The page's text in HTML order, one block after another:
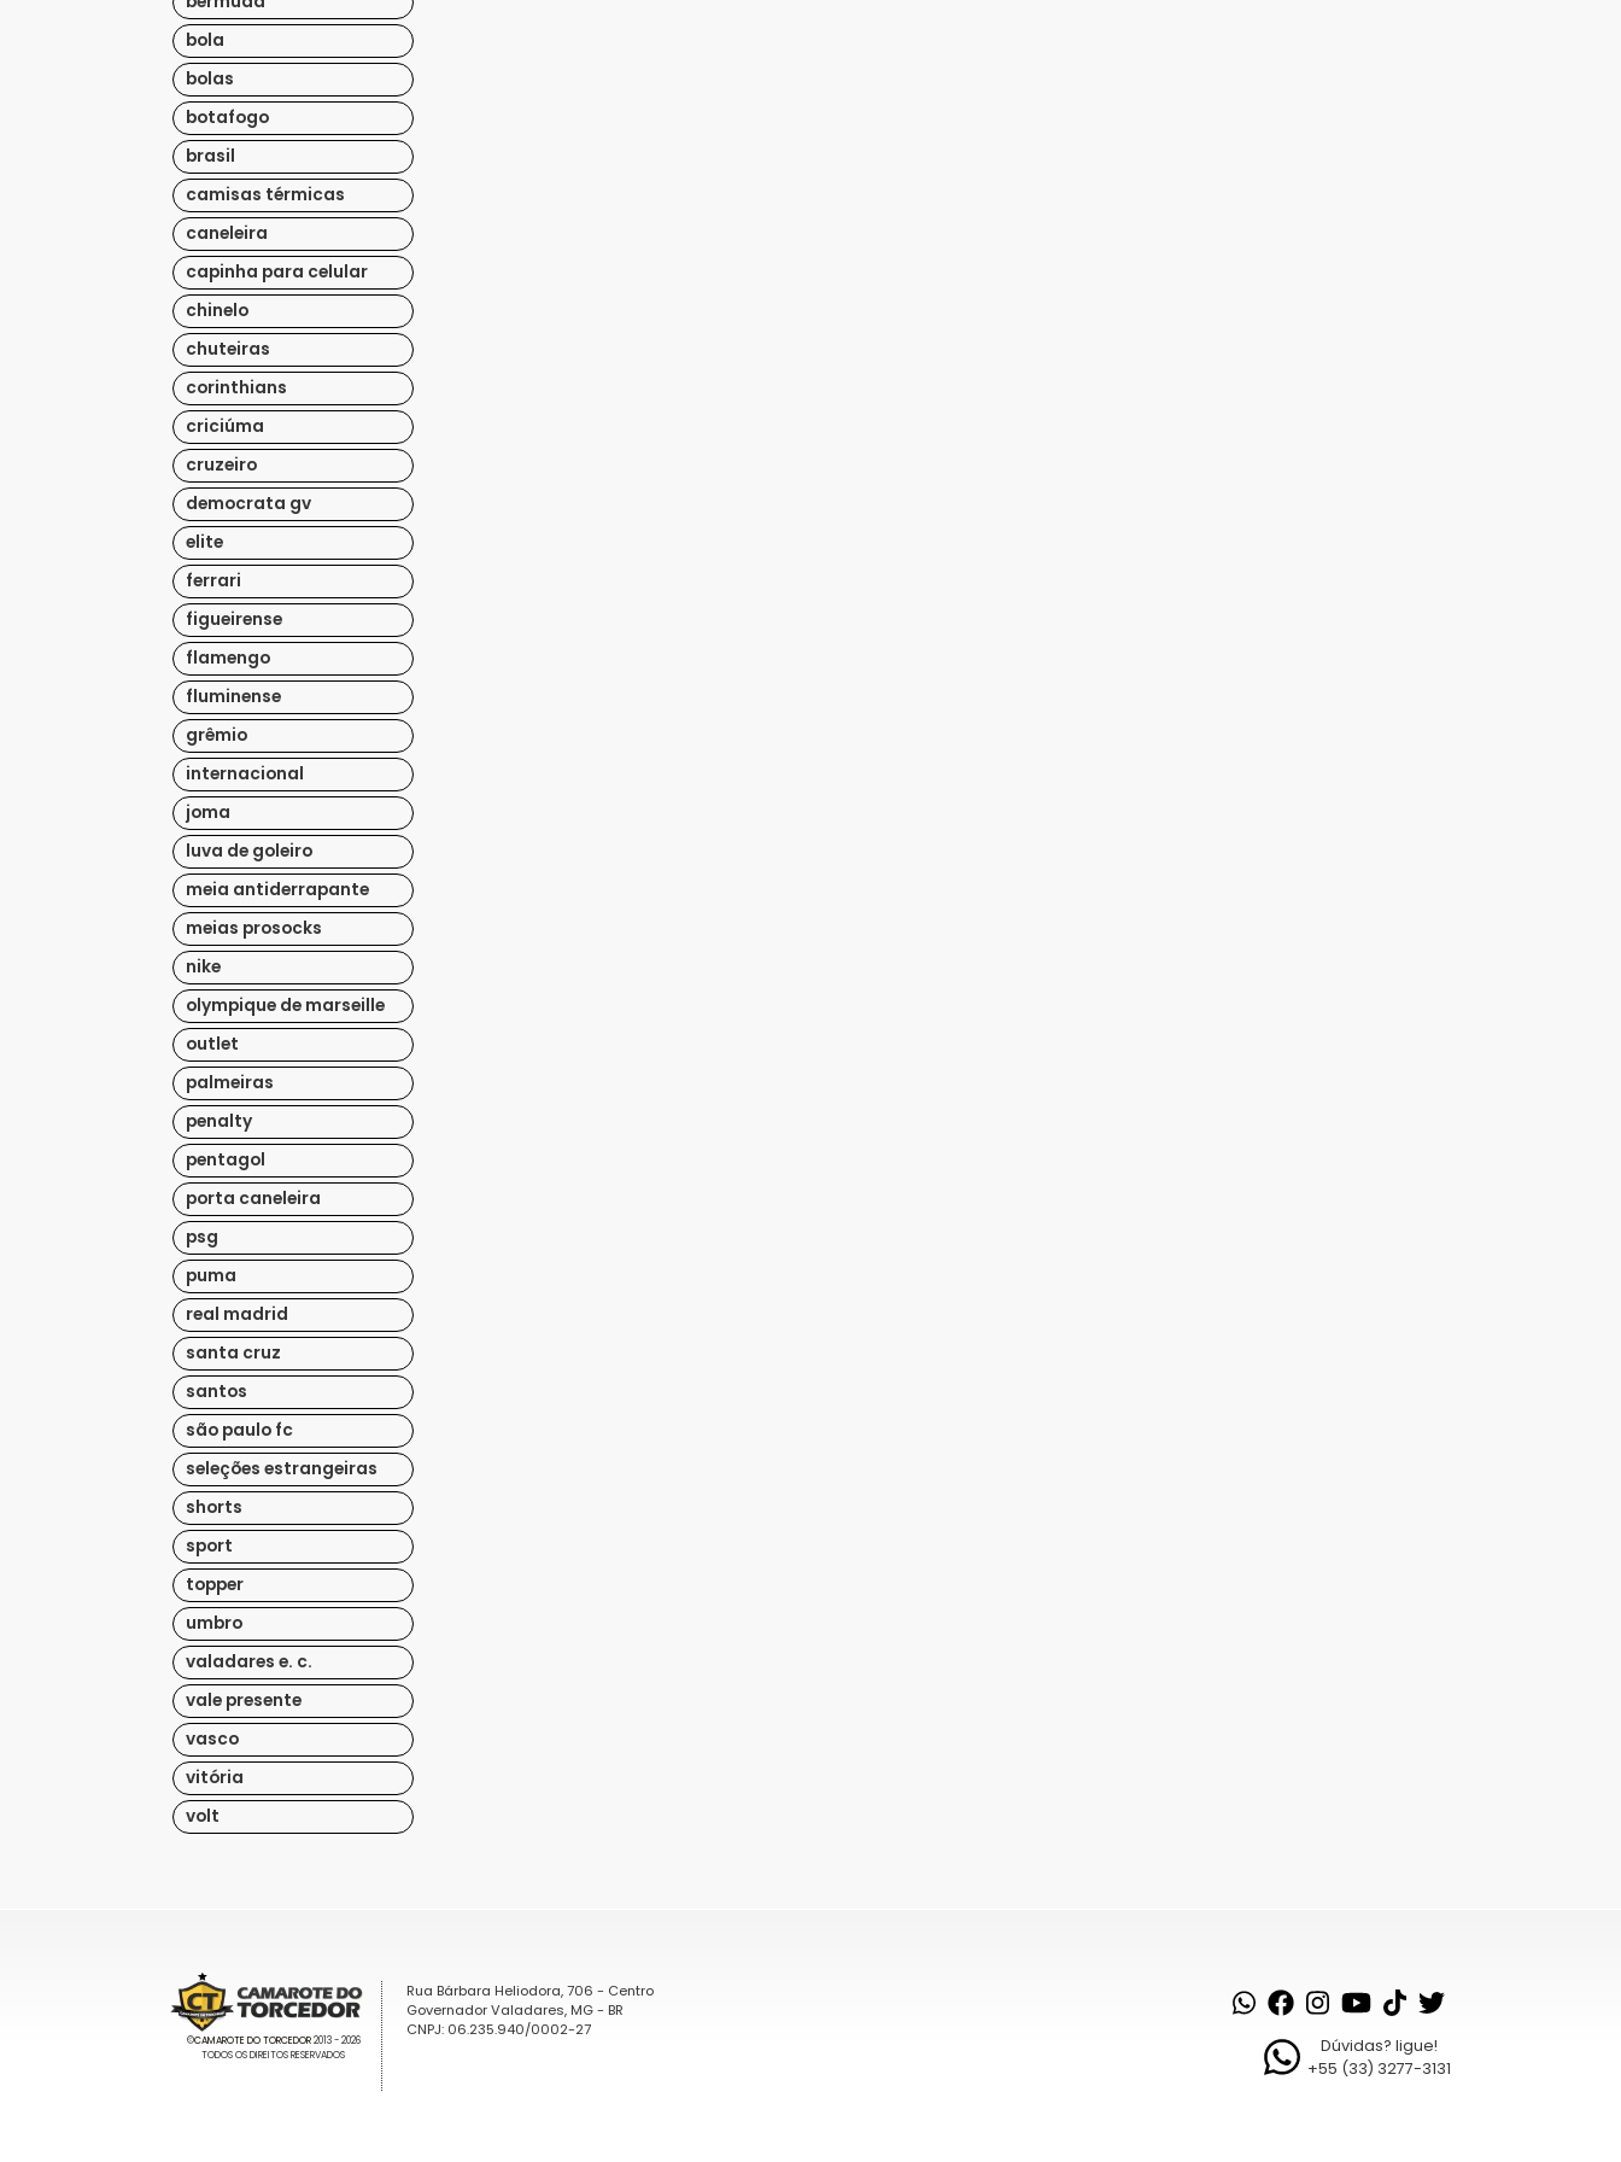
bola
bolas
botafogo
brasil
camisas térmicas
caneleira
capinha para celular
chinelo
chuteiras
corinthians
criciúma
cruzeiro
democrata gv
elite
ferrari
figueirense
flamengo
fluminense
grêmio
internacional
joma
luva de goleiro
meia antiderrapante
meias prosocks
nike
olympique de marseille
outlet
palmeiras
penalty
pentagol
porta caneleira
psg
puma
real madrid
santa cruz
santos
são paulo fc
seleções estrangeiras
shorts
sport
topper
umbro
valadares e. c.
vale presente
vasco
vitória
volt
Rua Bárbara Heliodora, 706 - Centro
Governador Valadares, MG - BR
CNPJ: 06.235.940/0002-27
Dúvidas? ligue!
+55 (33) 3277-3131
©CAMAROTE DO TORCEDOR2013 - 2026
TODOS OS DIREITOS RESERVADOS